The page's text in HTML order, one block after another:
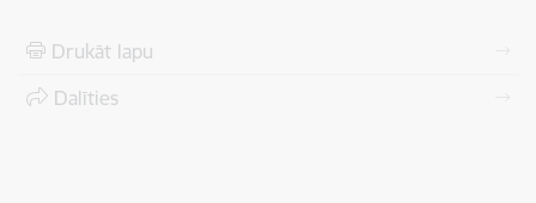
Drukāt lapu
Dalīties